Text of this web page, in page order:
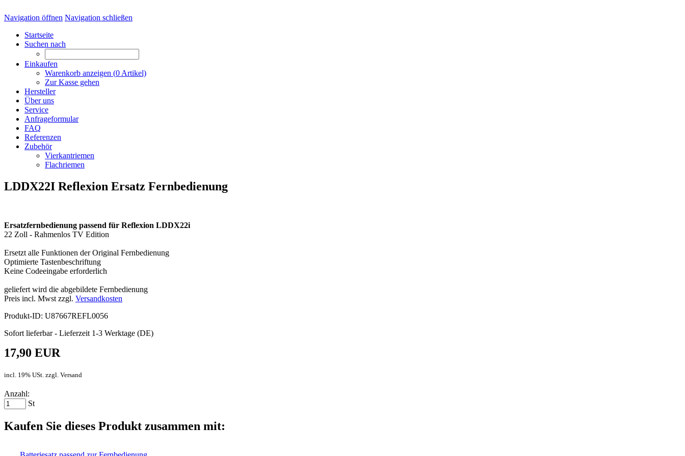
Navigation öffnen Navigation schließen
Startseite
Suchen nach
Einkaufen
Warenkorb anzeigen (0 Artikel)
Zur Kasse gehen
Hersteller
Über uns
Service
Anfrageformular
FAQ
Referenzen
Zubehör
Vierkantriemen
Flachriemen
LDDX22I Reflexion Ersatz Fernbedienung
Ersatzfernbedienung passend für Reflexion LDDX22i
22 Zoll - Rahmenlos TV Edition
Ersetzt alle Funktionen der Original Fernbedienung
Optimierte Tastenbeschriftung
Keine Codeeingabe erforderlich
geliefert wird die abgebildete Fernbedienung
Preis incl. Mwst zzgl. Versandkosten
Produkt-ID: U87667REFL0056
Sofort lieferbar - Lieferzeit 1-3 Werktage (DE)
17,90 EUR
incl. 19% USt. zzgl. Versand
Anzahl:
St
Kaufen Sie dieses Produkt zusammen mit: